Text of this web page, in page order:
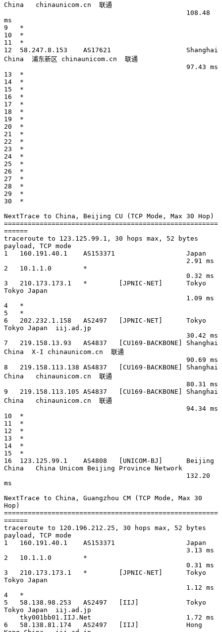
China   chinaunicom.cn  联通
ms
9   *
10  *
11  *
12  58.247.8.153    AS17621                   Shanghai
China  浦东新区 chinaunicom.cn  联通
13  *
14  *
15  *
16  *
17  *
18  *
19  *
20  *
21  *
22  *
23  *
24  *
25  *
26  *
27  *
28  *
29  *
30  *
NextTrace to China, Beijing CU (TCP Mode, Max 30 Hop)
======================================================
======
traceroute to 123.125.99.1, 30 hops max, 52 bytes
payload, TCP mode
1   160.191.40.1    AS153371                  Japan
2   10.1.1.0        *
3   210.173.173.1   *        [JPNIC-NET]      Tokyo
Tokyo Japan
4   *
5   *
6   202.232.1.158   AS2497   [JPNIC-NET]      Tokyo
Tokyo Japan  iij.ad.jp
7   219.158.13.93   AS4837   [CU169-BACKBONE] Shanghai
China  X-I chinaunicom.cn  联通
8   219.158.113.138 AS4837   [CU169-BACKBONE] Shanghai
China   chinaunicom.cn  联通
9   219.158.113.105 AS4837   [CU169-BACKBONE] Shanghai
China   chinaunicom.cn  联通
10  *
11  *
12  *
13  *
14  *
15  *
16  123.125.99.1    AS4808   [UNICOM-BJ]      Beijing
China   China Unicom Beijing Province Network
ms
NextTrace to China, Guangzhou CM (TCP Mode, Max 30
Hop)
======================================================
======
traceroute to 120.196.212.25, 30 hops max, 52 bytes
payload, TCP mode
1   160.191.40.1    AS153371                  Japan
2   10.1.1.0        *
3   210.173.173.1   *        [JPNIC-NET]      Tokyo
Tokyo Japan
4   *
5   58.138.98.253   AS2497   [IIJ]            Tokyo
Tokyo Japan  iij.ad.jp
6   58.138.81.174   AS2497   [IIJ]            Hong